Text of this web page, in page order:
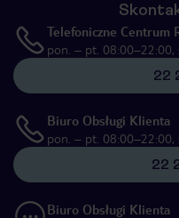
Telefoniczne Centrum
pon. – pt. 08:00–22:00,
22
Biuro Obsługi Klienta
pon. – pt. 08:00–22:00,
22
Biuro Obsługi Klienta